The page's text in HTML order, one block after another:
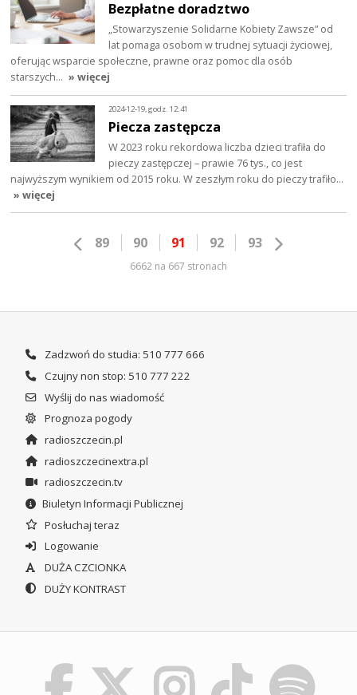
Bezpłatne doradztwo
„Stowarzyszenie Solidarne Kobiety Zawsze” od
lat pomaga osobom w trudnej sytuacji życiowej,
oferując wsparcie społeczne, prawne oraz pomoc dla osób
starszych… » więcej
2024-12-19, godz. 12:41
Piecza zastępcza
W 2023 roku rekordowa liczba dzieci trafiła do
pieczy zastępczej – prawie 76 tys., co jest
najwyższym wynikiem od 2015 roku. W zeszłym roku do pieczy trafiło…
» więcej
89 90 91 92 93
6662 na 667 stronach
Zadzwoń do studia: 510 777 666
Czujny non stop: 510 777 222
Wyślij do nas wiadomość
Prognoza pogody
radioszczecin.pl
radioszczecinextra.pl
radioszczecin.tv
Biuletyn Informacji Publicznej
Posłuchaj teraz
Logowanie
DUŻA CZCIONKA
DUŻY KONTRAST